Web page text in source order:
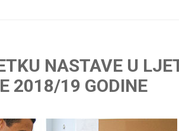
NASTAVE U
2018/19 GODINE